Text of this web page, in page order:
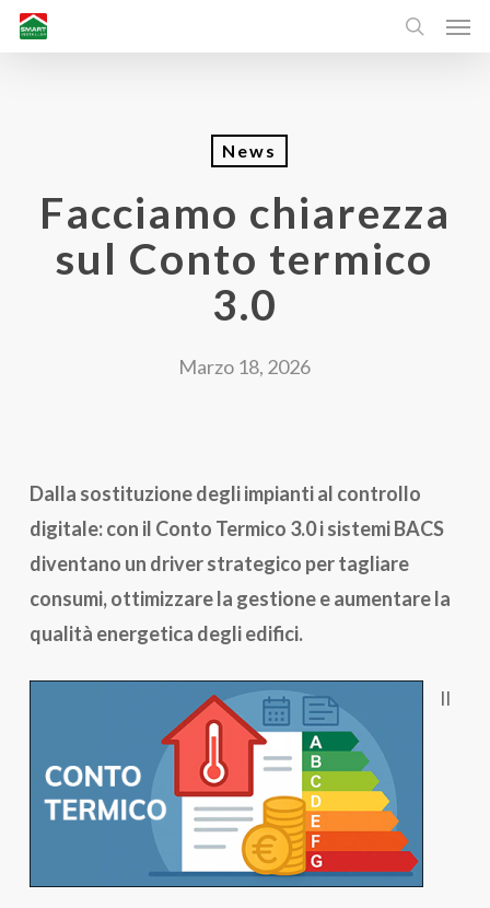
Skip
search
News
Facciamo chiarezza
sul Conto termico
3.0
Marzo 18, 2026
Dalla sostituzione degli impianti al controllo
digitale: con il Conto Termico 3.0 i sistemi BACS
diventano un driver strategico per tagliare
consumi, ottimizzare la gestione e aumentare la
qualità energetica degli edifici.
Il